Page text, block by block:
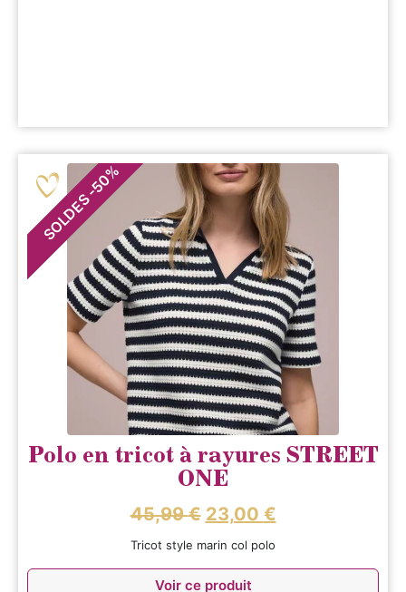
SOLDES
-
50
%
Polo en tricot à rayures STREET
ONE
45,99€ 23,00 €
Tricot style marin col polo
Voir ce produit